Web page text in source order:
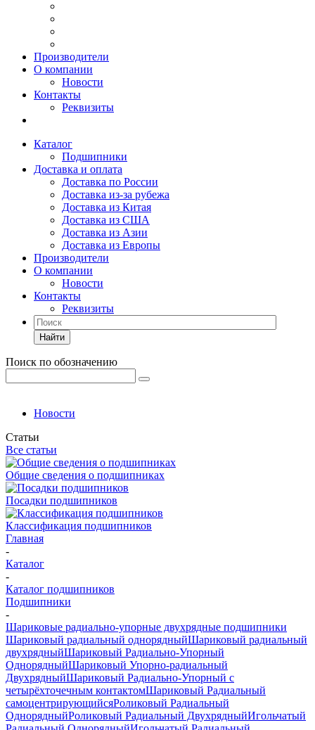
Производители
О компании
Новости
Контакты
Реквизиты
Каталог
Подшипники
Доставка и оплата
Доставка по России
Доставка из-за рубежа
Доставка из Китая
Доставка из США
Доставка из Азии
Доставка из Европы
Производители
О компании
Новости
Контакты
Реквизиты
Найти
Поиск по обозначению
Новости
Статьи
Все статьи
Общие сведения о подшипниках
Посадки подшипников
Классификация подшипников
Главная
-
Каталог
-
Каталог подшипников
Подшипники
-
Шариковые радиально-упорные двухрядные подшипники
Шариковый радиальный однорядныйШариковый радиальный
двухрядныйШариковый Радиально-Упорный
ОднорядныйШариковый Упорно-радиальный
ДвухрядныйШариковый Радиально-Упорный с
четырёхточечным контактомШариковый Радиальный
самоцентрирующийсяРоликовый Радиальный
ОднорядныйРоликовый Радиальный ДвухрядныйИгольчатый